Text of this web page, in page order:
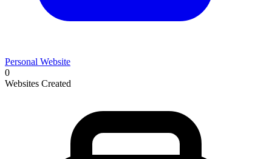
Personal Website
0
Websites Created